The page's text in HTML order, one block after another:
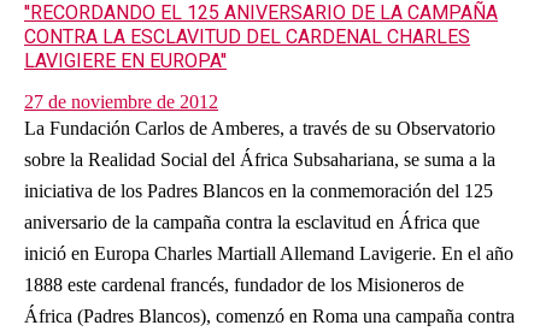
''RECORDANDO EL 125 ANIVERSARIO DE LA CAMPAÑA
CONTRA LA ESCLAVITUD DEL CARDENAL CHARLES
LAVIGIERE EN EUROPA''
27 de noviembre de 2012
La Fundación Carlos de Amberes, a través de su Observatorio
sobre la Realidad Social del África Subsahariana, se suma a la
iniciativa de los Padres Blancos en la conmemoración del 125
aniversario de la campaña contra la esclavitud en África que
inició en Europa Charles Martiall Allemand Lavigerie. En el año
1888 este cardenal francés, fundador de los Misioneros de
África (Padres Blancos), comenzó en Roma una campaña contra